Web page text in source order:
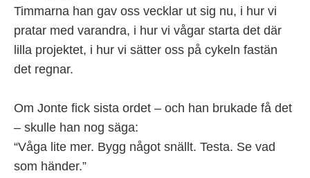
Timmarna han gav oss vecklar ut sig nu, i hur vi
pratar med varandra, i hur vi vågar starta det där
lilla projektet, i hur vi sätter oss på cykeln fastän
det regnar.
Om Jonte fick sista ordet – och han brukade få det
– skulle han nog säga:
“Våga lite mer. Bygg något snällt. Testa. Se vad
som händer.”